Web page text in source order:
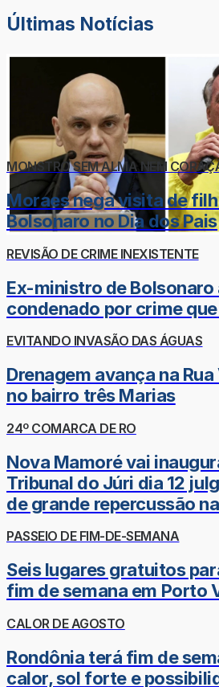
Últimas Notícias
MONSTRO SEM ALMA NEM
Moraes nega visita de
Bolsonaro no Dia dos Pais
REVISÃO DE CRIME INEXISTENTE
Ex-ministro de
condenado por crime
EVITANDO INVASÃO DAS ÁGUAS
Drenagem avança na
no bairro três Marias
24º COMARCA DE RO
Nova Mamoré vai
Tribunal do Júri dia 12
de grande repercussão
PASSEIO DE FIM-DE-SEMANA
Seis lugares gratuitos
fim de semana em Porto
CALOR DE AGOSTO
Rondônia terá fim de
calor, sol forte e